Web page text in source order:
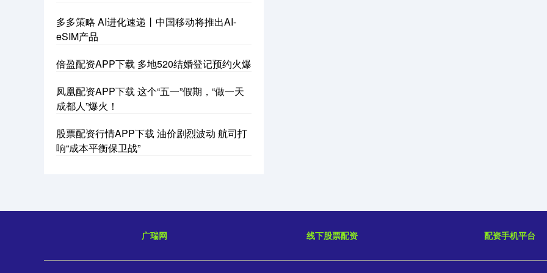
多多策略 AI进化速递丨中国移动将推出AI-
eSIM产品
倍盈配资APP下载 多地520结婚登记预约火爆
凤凰配资APP下载 这个“五一”假期，“做一天
成都人”爆火！
股票配资行情APP下载 油价剧烈波动 航司打
响“成本平衡保卫战”
广瑞网 线下股票配资 配资手机平台